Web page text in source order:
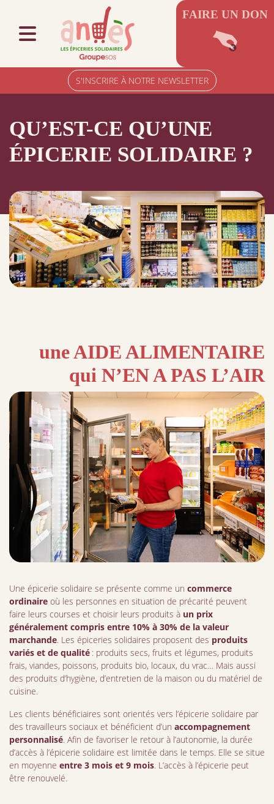
S'INSCRIRE À NOTRE NEWSLETTER
FAIRE UN DON
QU’EST-CE QU’UNE
ÉPICERIE SOLIDAIRE ?
une AIDE ALIMENTAIRE
qui N’EN A PAS L’AIR
Une épicerie solidaire se présente comme un commerce
ordinaire où les personnes en situation de précarité peuvent
faire leurs courses et choisir leurs produits à un prix
généralement compris entre 10% à 30% de la valeur
marchande. Les épiceries solidaires proposent des produits
variés et de qualité : produits secs, fruits et légumes, produits
frais, viandes, poissons, produits bio, locaux, du vrac… Mais aussi
des produits d’hygiène, d’entretien de la maison ou du matériel de
cuisine.
Les clients bénéficiaires sont orientés vers l’épicerie solidaire par
des travailleurs sociaux et bénéficient d’un accompagnement
personnalisé. Afin de favoriser le retour à l’autonomie, la durée
d’accès à l’épicerie solidaire est limitée dans le temps. Elle se situe
en moyenne entre 3 mois et 9 mois. L’accès à l’épicerie peut
être renouvelé.